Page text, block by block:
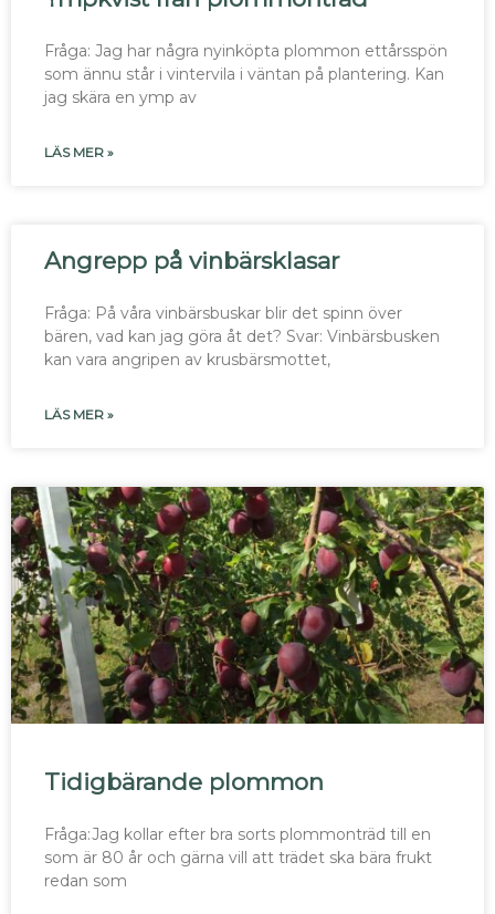
Fråga: Jag har några nyinköpta plommon ettårsspön
som ännu står i vintervila i väntan på plantering. Kan
jag skära en ymp av
LÄS MER »
Angrepp på vinbärsklasar
Fråga: På våra vinbärsbuskar blir det spinn över
bären, vad kan jag göra åt det? Svar: Vinbärsbusken
kan vara angripen av krusbärsmottet,
LÄS MER »
Tidigbärande plommon
Fråga:Jag kollar efter bra sorts plommonträd till en
som är 80 år och gärna vill att trädet ska bära frukt
redan som